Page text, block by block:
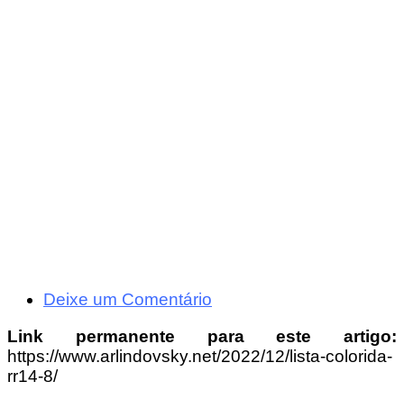
Deixe um Comentário
Link permanente para este artigo:
https://www.arlindovsky.net/2022/12/lista-colorida-
rr14-8/